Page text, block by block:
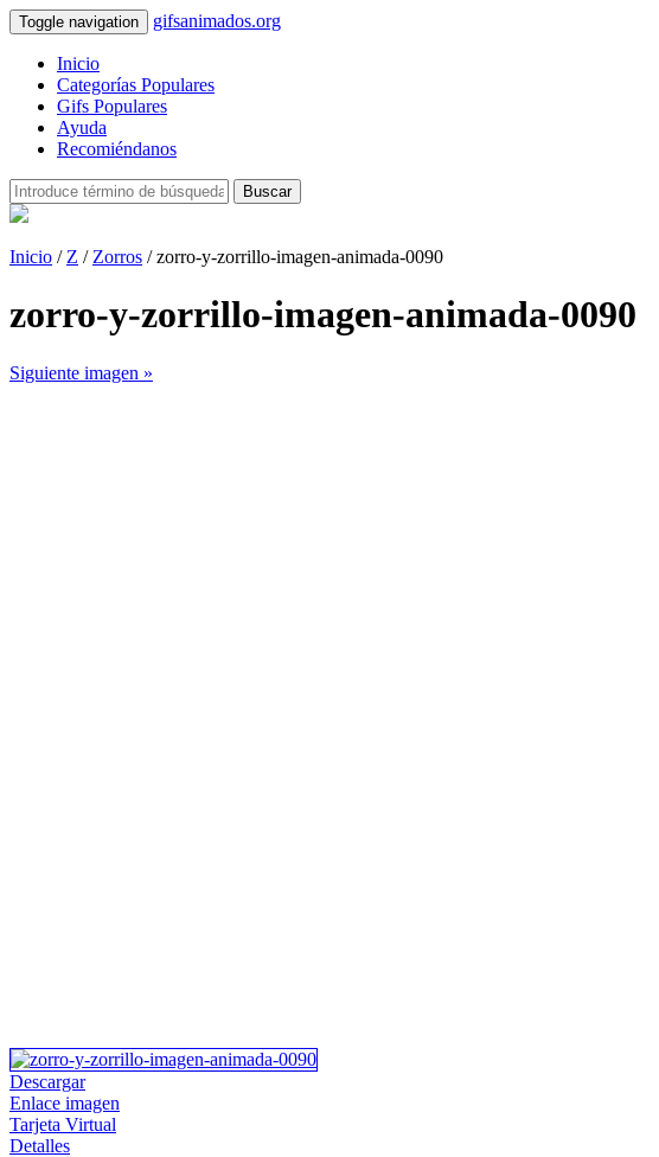
Toggle navigation gifsanimados.org
Inicio
Categorías Populares
Gifs Populares
Ayuda
Recomiéndanos
Buscar
Inicio / Z / Zorros / zorro-y-zorrillo-imagen-animada-0090
zorro-y-zorrillo-imagen-animada-0090
Siguiente imagen »
Descargar
Enlace imagen
Tarjeta Virtual
Detalles